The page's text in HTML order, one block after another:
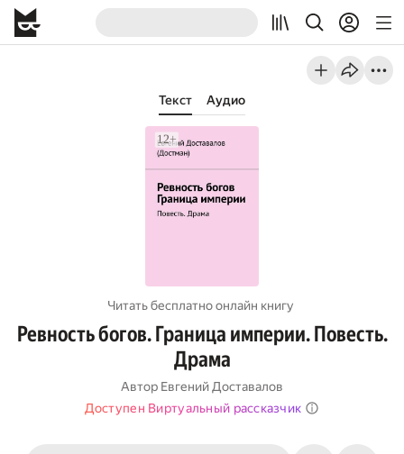
Текст Аудио
Читать бесплатно онлайн книгу
Ревность богов. Граница империи. Повесть.
Драма
Автор Евгений Доставалов
Доступен Виртуальный рассказчик